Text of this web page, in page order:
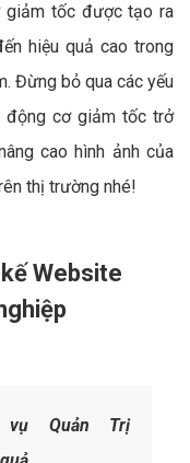
giảm tốc được tạo ra
hiệu quả cao trong
Đừng bỏ qua các yếu
động cơ giảm tốc trở
cao hình ảnh của
thị trường nhé!
Website
vụ Quản Trị